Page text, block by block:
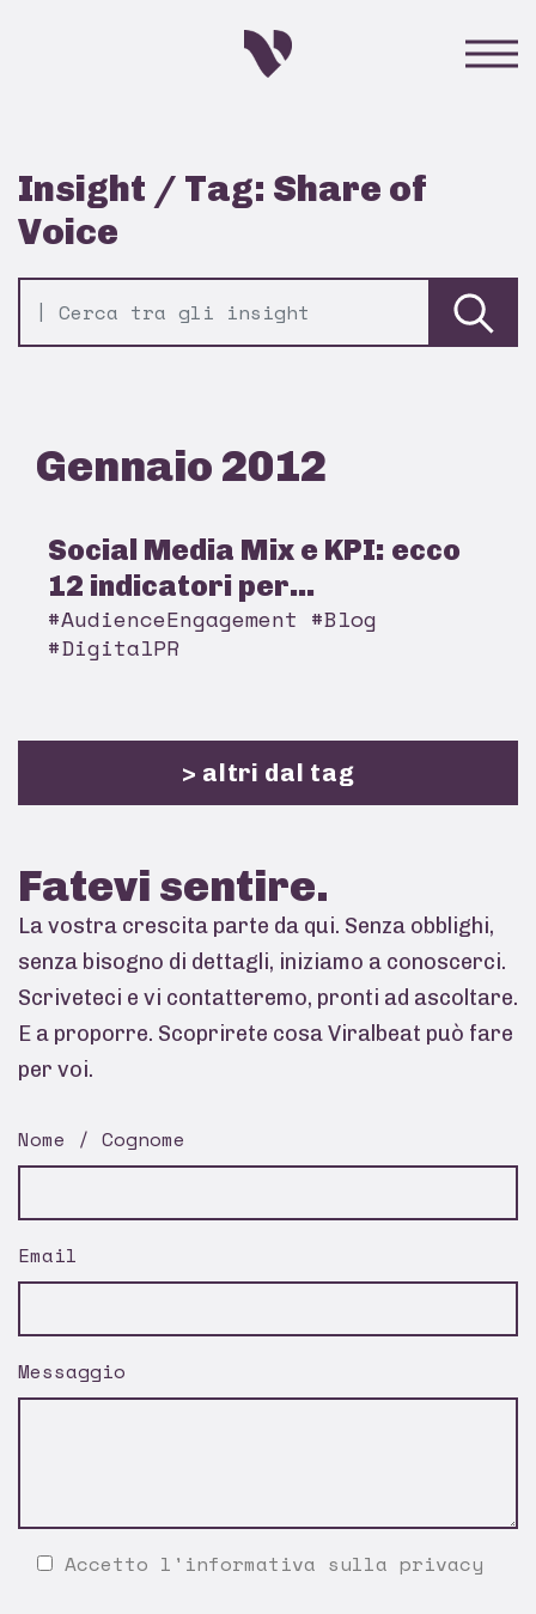
Insight / Tag: Share of
Voice
Gennaio 2012
Social Media Mix e KPI: ecco
12 indicatori per...
#AudienceEngagement #Blog
#DigitalPR
> altri dal tag
Fatevi sentire.
La vostra crescita parte da qui. Senza obblighi,
senza bisogno di dettagli, iniziamo a conoscerci.
Scriveteci e vi contatteremo, pronti ad ascoltare.
E a proporre. Scoprirete cosa Viralbeat può fare
per voi.
Nome / Cognome
Email
Messaggio
Accetto l' informativa sulla privacy